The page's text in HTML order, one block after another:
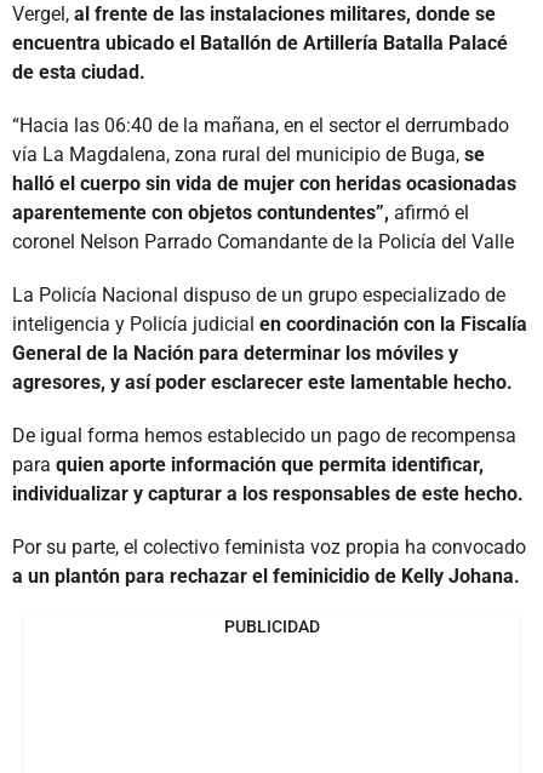
Vergel, al frente de las instalaciones militares, donde se
encuentra ubicado el Batallón de Artillería Batalla Palacé
de esta ciudad.
“Hacia las 06:40 de la mañana, en el sector el derrumbado
vía La Magdalena, zona rural del municipio de Buga, se
halló el cuerpo sin vida de mujer con heridas ocasionadas
aparentemente con objetos contundentes”, afirmó el
coronel Nelson Parrado Comandante de la Policía del Valle
La Policía Nacional dispuso de un grupo especializado de
inteligencia y Policía judicial en coordinación con la Fiscalía
General de la Nación para determinar los móviles y
agresores, y así poder esclarecer este lamentable hecho.
De igual forma hemos establecido un pago de recompensa
para quien aporte información que permita identificar,
individualizar y capturar a los responsables de este hecho.
Por su parte, el colectivo feminista voz propia ha convocado
a un plantón para rechazar el feminicidio de Kelly Johana.
PUBLICIDAD